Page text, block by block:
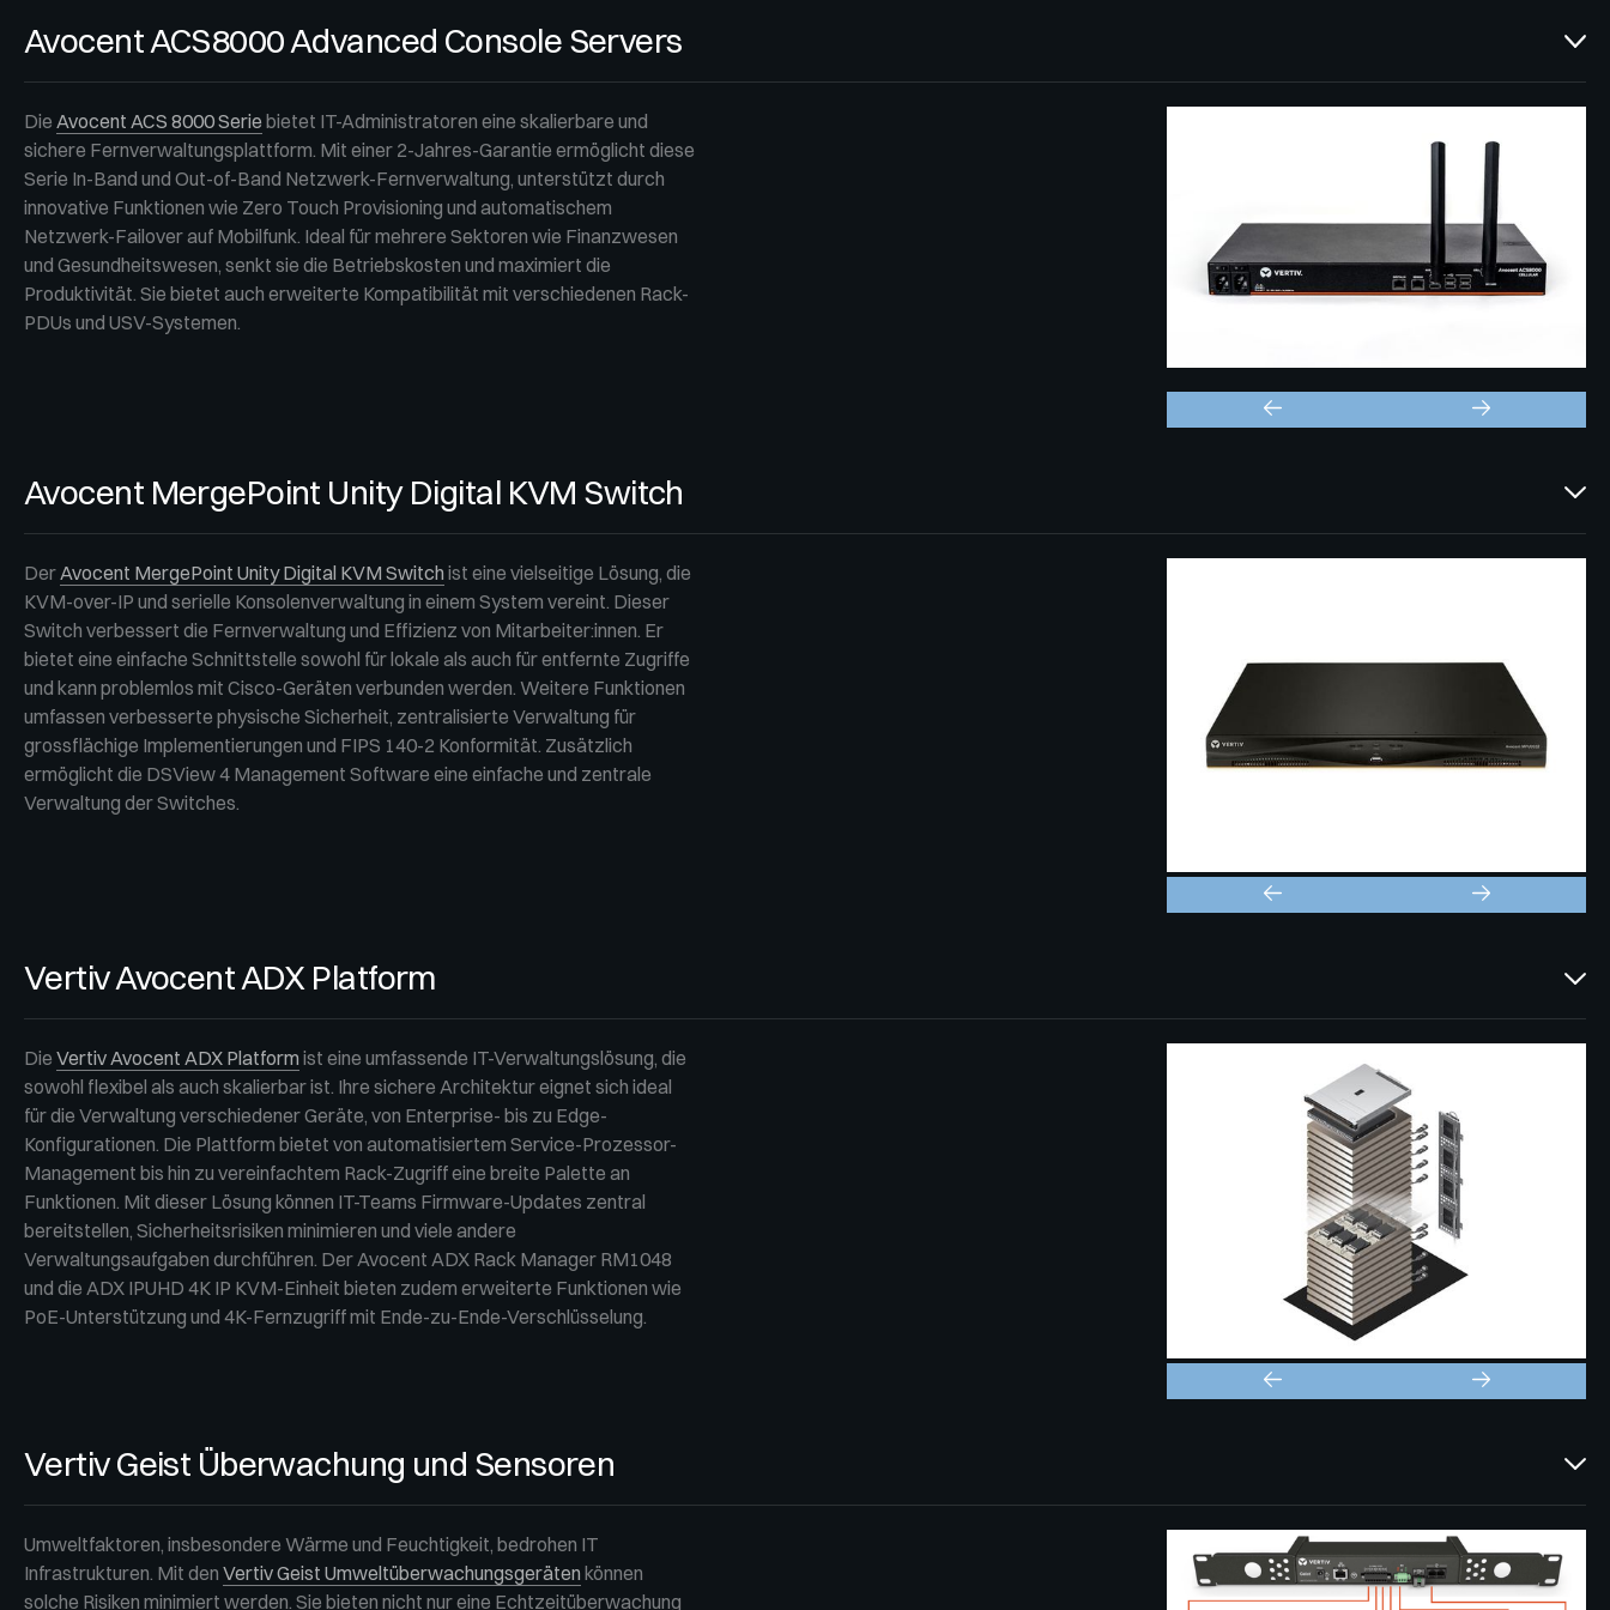
Avocent ACS8000 Advanced Console Servers
Die Avocent ACS 8000 Serie bietet IT-Administratoren eine skalierbare und
sichere Fernverwaltungsplattform. Mit einer 2-Jahres-Garantie ermöglicht diese
Serie In-Band und Out-of-Band Netzwerk-Fernverwaltung, unterstützt durch
innovative Funktionen wie Zero Touch Provisioning und automatischem
Netzwerk-Failover auf Mobilfunk. Ideal für mehrere Sektoren wie Finanzwesen
und Gesundheitswesen, senkt sie die Betriebskosten und maximiert die
Produktivität. Sie bietet auch erweiterte Kompatibilität mit verschiedenen Rack-
PDUs und USV-Systemen.
Avocent MergePoint Unity Digital KVM Switch
Der Avocent MergePoint Unity Digital KVM Switch ist eine vielseitige Lösung, die
KVM-over-IP und serielle Konsolenverwaltung in einem System vereint. Dieser
Switch verbessert die Fernverwaltung und Effizienz von Mitarbeiter:innen. Er
bietet eine einfache Schnittstelle sowohl für lokale als auch für entfernte Zugriffe
und kann problemlos mit Cisco-Geräten verbunden werden. Weitere Funktionen
umfassen verbesserte physische Sicherheit, zentralisierte Verwaltung für
grossflächige Implementierungen und FIPS 140-2 Konformität. Zusätzlich
ermöglicht die DSView 4 Management Software eine einfache und zentrale
Verwaltung der Switches.
Vertiv Avocent ADX Platform
Die Vertiv Avocent ADX Platform ist eine umfassende IT-Verwaltungslösung, die
sowohl flexibel als auch skalierbar ist. Ihre sichere Architektur eignet sich ideal
für die Verwaltung verschiedener Geräte, von Enterprise- bis zu Edge-
Konfigurationen. Die Plattform bietet von automatisiertem Service-Prozessor-
Management bis hin zu vereinfachtem Rack-Zugriff eine breite Palette an
Funktionen. Mit dieser Lösung können IT-Teams Firmware-Updates zentral
bereitstellen, Sicherheitsrisiken minimieren und viele andere
Verwaltungsaufgaben durchführen. Der Avocent ADX Rack Manager RM1048
und die ADX IPUHD 4K IP KVM-Einheit bieten zudem erweiterte Funktionen wie
PoE-Unterstützung und 4K-Fernzugriff mit Ende-zu-Ende-Verschlüsselung.
Vertiv Geist Überwachung und Sensoren
Umweltfaktoren, insbesondere Wärme und Feuchtigkeit, bedrohen IT
Infrastrukturen. Mit den Vertiv Geist Umweltüberwachungsgeräten können
solche Risiken minimiert werden. Sie bieten nicht nur eine Echtzeitüberwachung